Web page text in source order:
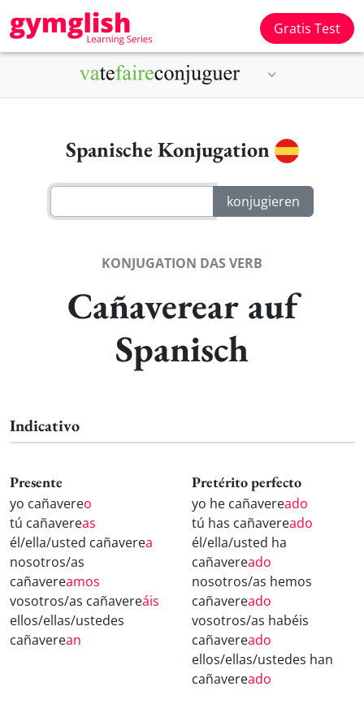
Gratis Test
Spanische Konjugation
KONJUGATION DAS VERB
Cañaverear auf
Spanisch
Indicativo
Presente
yo cañavereo
tú cañavereas
él/ella/usted cañaverea
nosotros/as
cañavereamos
vosotros/as cañavereáis
ellos/ellas/ustedes
cañaverean
Pretérito perfecto
yo he cañavereado
tú has cañavereado
él/ella/usted ha
cañavereado
nosotros/as hemos
cañavereado
vosotros/as habéis
cañavereado
ellos/ellas/ustedes han
cañavereado